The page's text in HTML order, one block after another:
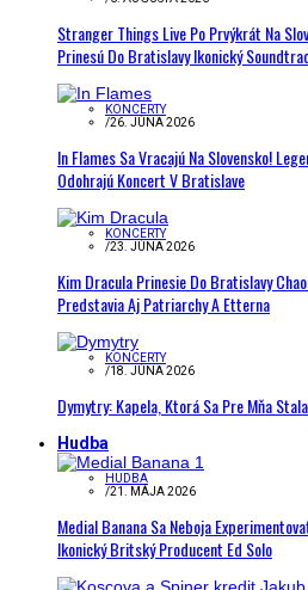
Stranger Things Live Po Prvýkrát Na
Prinesú Do Bratislavy Ikonický
KONCERTY
/26. JÚNA 2026
In Flames Sa Vracajú Na Slovensko!
Odohrajú Koncert V Bratislave
KONCERTY
/23. JÚNA 2026
Kim Dracula Prinesie Do Bratislavy
Predstavia Aj Patriarchy A Etterna
KONCERTY
/18. JÚNA 2026
Dymytry: Kapela, Ktorá Sa Pre Mňa
Hudba
HUDBA
/21. MÁJA 2026
Medial Banana Sa Neboja
Ikonický Britský Producent Ed Solo